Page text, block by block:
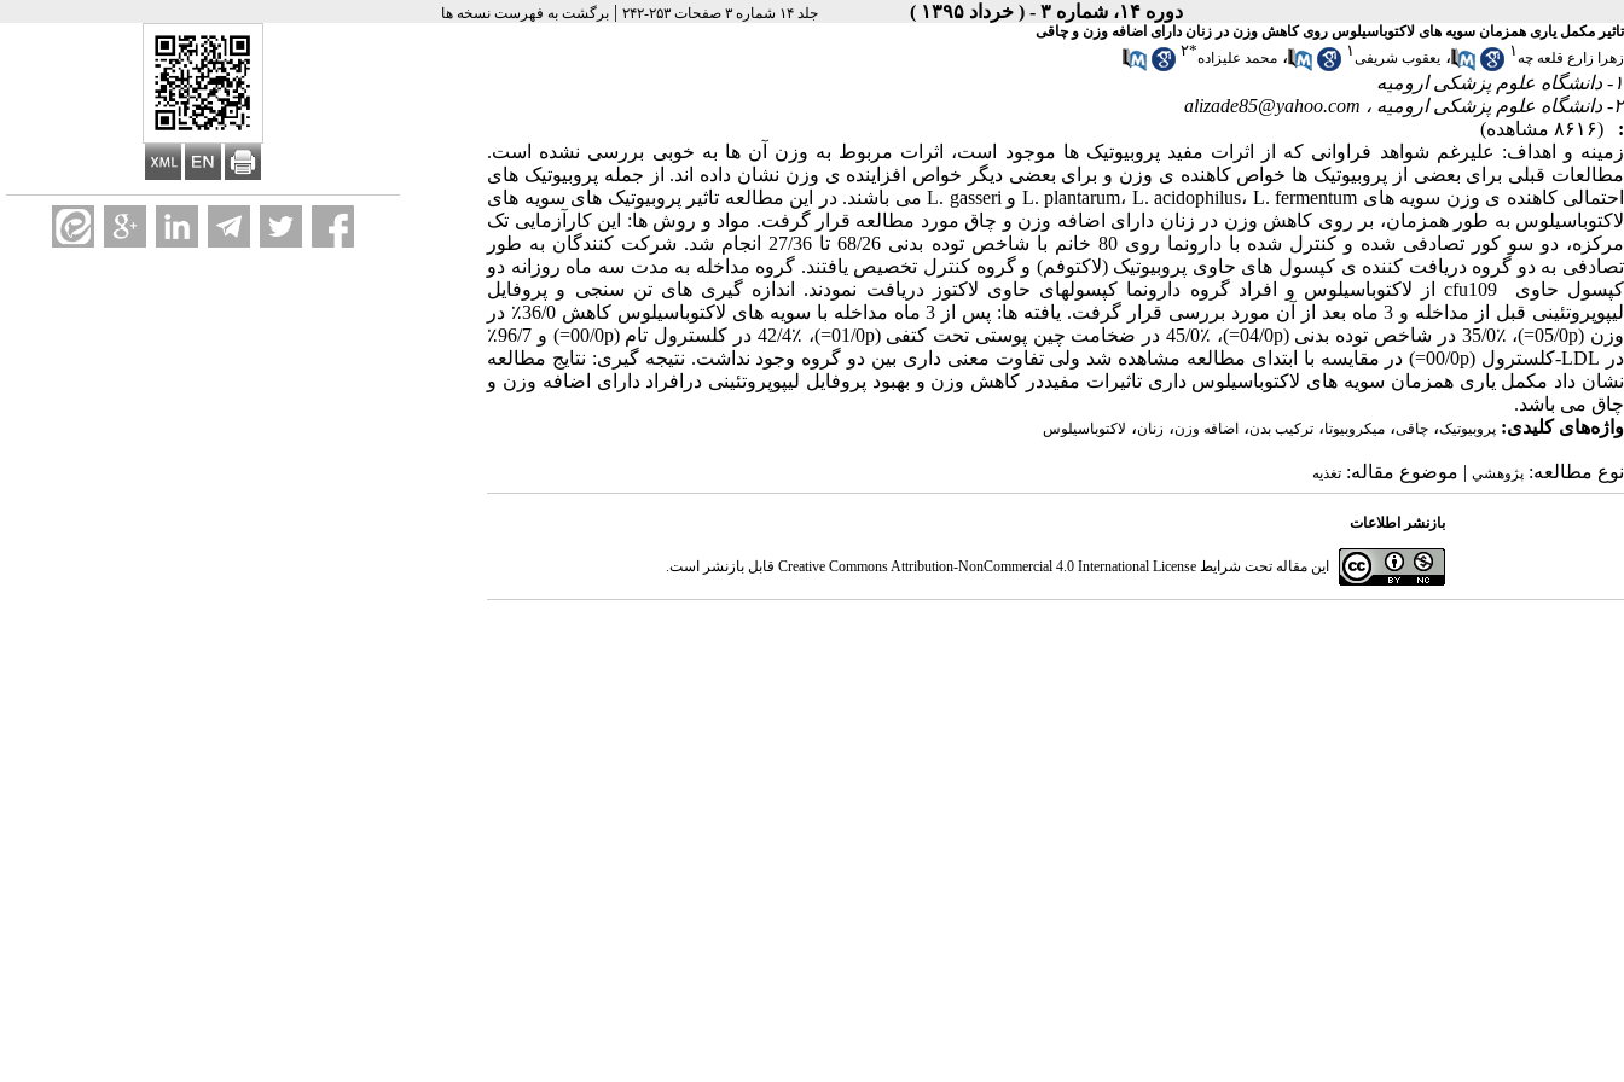
دوره ۱۴، شماره ۳ - ( خرداد ۱۳۹۵ ) جلد ۱۴ شماره ۳ صفحات ۲۵۳-۲۴۲ | برگشت به فهرست نسخه ها
تاثیر مکمل یاری همزمان سویه های لاکتوباسیلوس روی کاهش وزن در زنان دارای اضافه وزن و چاقی
زهرا زارع قلعه چه۱ ، یعقوب شریفی۱ ، محمد علیزاده*۲
۱- دانشگاه علوم پزشکی ارومیه
۲- دانشگاه علوم پزشکی ارومیه ،
alizade85@yahoo.com
:
(۸۶۱۶ مشاهده)
زمینه و اهداف: علیرغم شواهد فراوانی که از اثرات مفید پروبیوتیک ها موجود است، اثرات مربوط به وزن آن ها به خوبی بررسی نشده است.
مطالعات قبلی برای بعضی از پروبیوتیک ها خواص کاهنده ی وزن و برای بعضی دیگر خواص افزاینده ی وزن نشان داده اند. از جمله پروبیوتیک های
احتمالی کاهنده ی وزن سویه های L. plantarum، L. acidophilus، L. fermentum و L. gasseri می باشند. در این مطالعه تاثیر پروبیوتیک های سویه های
لاکتوباسیلوس به طور همزمان، بر روی کاهش وزن در زنان دارای اضافه وزن و چاق مورد مطالعه قرار گرفت. مواد و روش ها: این کارآزمایی تک
مرکزه، دو سو کور تصادفی شده و کنترل شده با دارونما روی 80 خانم با شاخص توده بدنی 68/26 تا 27/36 انجام شد. شرکت کنندگان به طور
تصادفی به دو گروه دریافت کننده ی کپسول های حاوی پروبیوتیک (لاکتوفم) و گروه کنترل تخصیص یافتند. گروه مداخله به مدت سه ماه روزانه دو
کپسول حاوی cfu109 از لاکتوباسیلوس و افراد گروه دارونما کپسولهای حاوی لاکتوز دریافت نمودند. اندازه گیری های تن سنجی و پروفایل
لیپوپروتئینی قبل از مداخله و 3 ماه بعد از آن مورد بررسی قرار گرفت. یافته ها: پس از 3 ماه مداخله با سویه های لاکتوباسیلوس کاهش 36/0٪ در
وزن (05/0p=)، 35/0٪ در شاخص توده بدنی (04/0p=)، 45/0٪ در ضخامت چین پوستی تحت کتفی (01/0p=)، 42/4٪ در کلسترول تام (00/0p=) و 96/7٪
در LDL-کلسترول (00/0p=) در مقایسه با ابتدای مطالعه مشاهده شد ولی تفاوت معنی داری بین دو گروه وجود نداشت. نتیجه گیری: نتایج مطالعه
نشان داد مکمل یاری همزمان سویه های لاکتوباسیلوس داری تاثیرات مفیددر کاهش وزن و بهبود پروفایل لیپوپروتئینی درافراد دارای اضافه وزن و
چاق می باشد.
واژه‌های کلیدی: پروبیوتیک، چاقی، میکروبیوتا، ترکیب بدن، اضافه وزن، زنان، لاکتوباسیلوس
نوع مطالعه: پژوهشي | موضوع مقاله: تغذیه
بازنشر اطلاعات
این مقاله تحت شرایط Creative Commons Attribution-NonCommercial 4.0 International Licenseقابل بازنشر است.